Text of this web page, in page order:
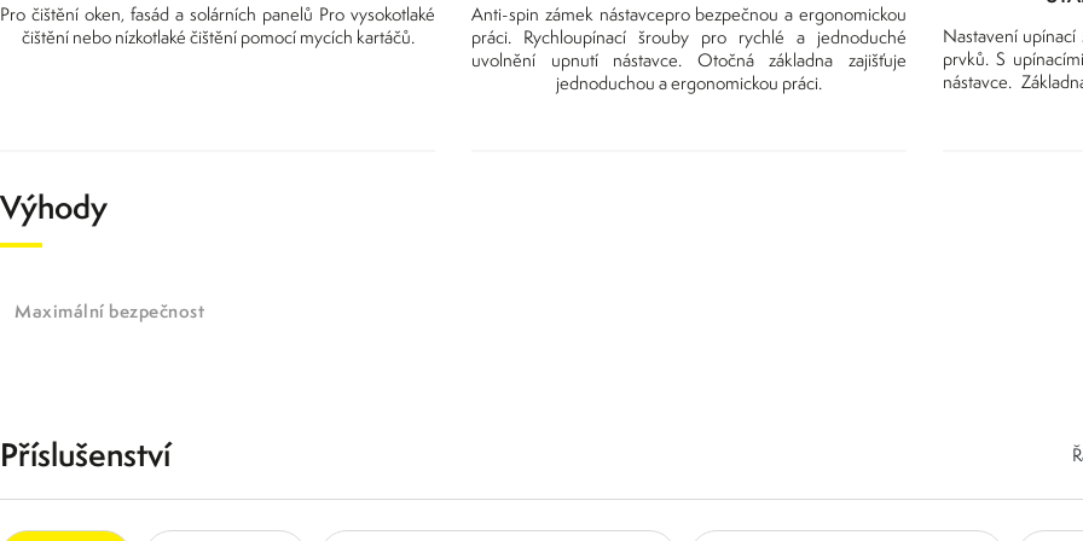
Pro čištění oken, fasád a solárních panelů Pro vysokotlaké
čištění nebo nízkotlaké čištění pomocí mycích kartáčů.
Anti-spin zámek nástavcepro bezpečnou a ergonomickou
práci. Rychloupínací šrouby pro rychlé a jednoduché
uvolnění upnutí nástavce. Otočná základna zajišťuje
jednoduchou a ergonomickou práci.
Nastavení
prvků. S
nástavce.
Výhody
Maximální bezpečnost
Příslušenství